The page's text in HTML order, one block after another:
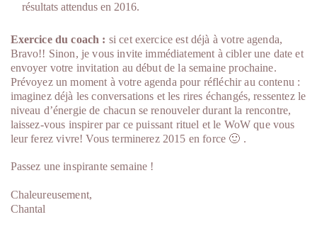
résultats attendus en 2016.
Exercice du coach : si cet exercice est déjà à votre agenda,
Bravo!! Sinon, je vous invite immédiatement à cibler une date et
envoyer votre invitation au début de la semaine prochaine.
Prévoyez un moment à votre agenda pour réfléchir au contenu :
imaginez déjà les conversations et les rires échangés, ressentez le
niveau d’énergie de chacun se renouveler durant la rencontre,
laissez-vous inspirer par ce puissant rituel et le WoW que vous
leur ferez vivre! Vous terminerez 2015 en force 🙂 .
Passez une inspirante semaine !
Chaleureusement,
Chantal